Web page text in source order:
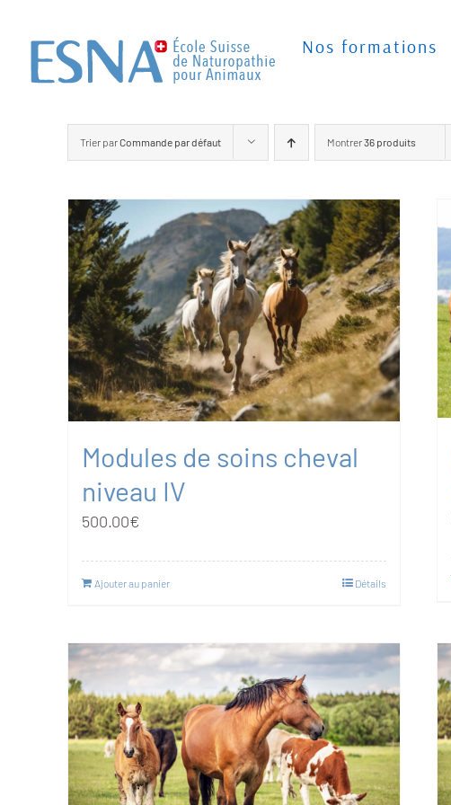
contenu
Nos formations
Trier parCommande par défaut Montrer36 produits
Modules de soins cheval
niveau IV
500.00€
Ajouter au panier Détails